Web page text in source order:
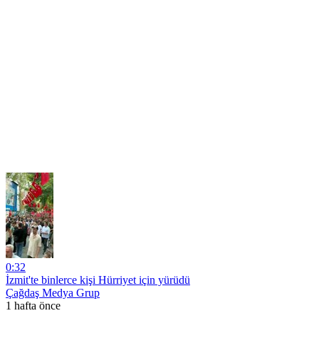
0:32
İzmit'te binlerce kişi Hürriyet için yürüdü
Çağdaş Medya Grup
1 hafta önce